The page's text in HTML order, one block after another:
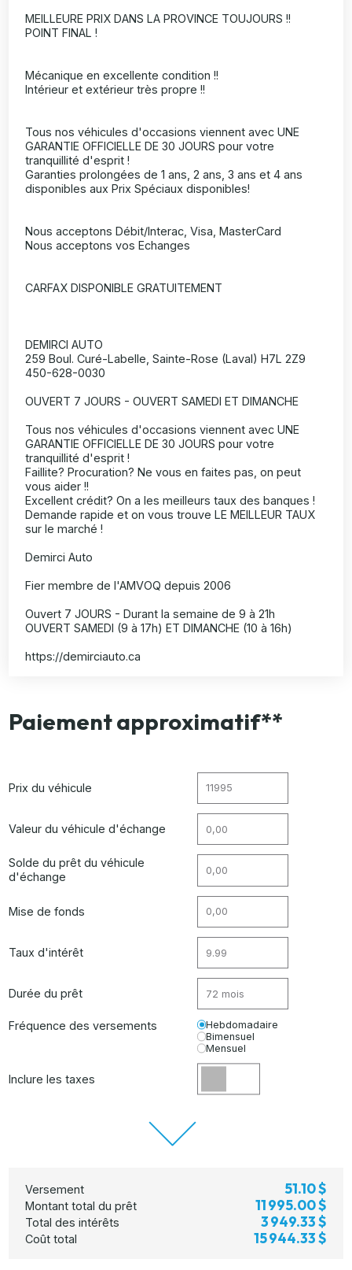
MEILLEURE PRIX DANS LA PROVINCE TOUJOURS !!
POINT FINAL !
Mécanique en excellente condition !!
Intérieur et extérieur très propre !!
Tous nos véhicules d'occasions viennent avec UNE
GARANTIE OFFICIELLE DE 30 JOURS pour votre
tranquillité d'esprit !
Garanties prolongées de 1 ans, 2 ans, 3 ans et 4 ans
disponibles aux Prix Spéciaux disponibles!
Nous acceptons Débit/Interac, Visa, MasterCard
Nous acceptons vos Echanges
CARFAX DISPONIBLE GRATUITEMENT
DEMIRCI AUTO
259 Boul. Curé-Labelle, Sainte-Rose (Laval) H7L 2Z9
450-628-0030
OUVERT 7 JOURS - OUVERT SAMEDI ET DIMANCHE
Tous nos véhicules d'occasions viennent avec UNE
GARANTIE OFFICIELLE DE 30 JOURS pour votre
tranquillité d'esprit !
Faillite? Procuration? Ne vous en faites pas, on peut
vous aider !!
Excellent crédit? On a les meilleurs taux des banques !
Demande rapide et on vous trouve LE MEILLEUR TAUX
sur le marché !
Demirci Auto
Fier membre de l'AMVOQ depuis 2006
Ouvert 7 JOURS - Durant la semaine de 9 à 21h
OUVERT SAMEDI (9 à 17h) ET DIMANCHE (10 à 16h)
https://demirciauto.ca
Paiement approximatif**
Prix du véhicule
Valeur du véhicule d'échange
Solde du prêt du véhicule
d'échange
Mise de fonds
Taux d'intérêt
Durée du prêt
Fréquence des versements
Hebdomadaire
Bimensuel
Mensuel
Inclure les taxes
Versement 51.10 $
Montant total du prêt 11 995.00 $
Total des intérêts 3 949.33 $
Coût total 15 944.33 $